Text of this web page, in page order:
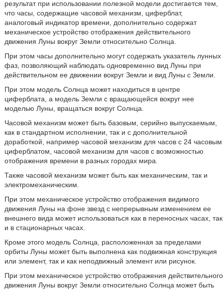
результат при использовании полезной модели достигается тем,
что часы, содержащие часовой механизм, циферблат,
аналоговый индикатор времени, дополнительно содержат
механическое устройство отображения действительного
движения Луны вокруг Земли относительно Солнца.
При этом часы дополнительно могут содержать указатель лунных
фаз, позволяющий наблюдать одновременно вид Луны при
действительном ее движении вокруг Земли и вид Луны с Земли.
При этом модель Солнца может находиться в центре
циферблата, а модель Земли с вращающейся вокруг нее
моделью Луны, вращаться вокруг Солнца.
Часовой механизм может быть базовым, серийно выпускаемым,
как в стандартном исполнении, так и с дополнительной
доработкой, например часовой механизм для часов с 24 часовым
циферблатом, часовой механизм для часов с возможностью
отображения времени в разных городах мира.
Также часовой механизм может быть как механическим, так и
электромеханическим.
При этом механическое устройство отображения видимого
движения Луны на фоне звезд с непрерывным изменением ее
внешнего вида может использоваться как в переносных часах, так
и в стационарных часах.
Кроме этого модель Солнца, расположенная за пределами
орбиты Луны может быть выполнена как подвижная конструкция
или элемент, так и как неподвижный элемент или рисунок.
При этом механическое устройство отображения действительного
движения Луны вокруг Земли относительно Солнца может быть